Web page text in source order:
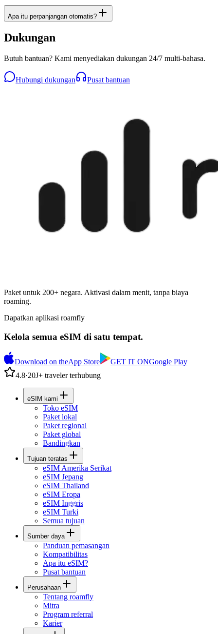
Apa itu perpanjangan otomatis?
Dukungan
Butuh bantuan? Kami menyediakan dukungan 24/7 multi-bahasa.
Hubungi dukungan Pusat bantuan
Paket untuk 200+ negara. Aktivasi dalam menit, tanpa biaya
roaming.
Dapatkan aplikasi roamfly
Kelola semua eSIM di satu tempat.
Download on theApp Store GET IT ONGoogle Play
4.8·20J+ traveler terhubung
eSIM kami
Toko eSIM
Paket lokal
Paket regional
Paket global
Bandingkan
Tujuan teratas
eSIM Amerika Serikat
eSIM Jepang
eSIM Thailand
eSIM Eropa
eSIM Inggris
eSIM Turki
Semua tujuan
Sumber daya
Panduan pemasangan
Kompatibilitas
Apa itu eSIM?
Pusat bantuan
Perusahaan
Tentang roamfly
Mitra
Program referral
Karier